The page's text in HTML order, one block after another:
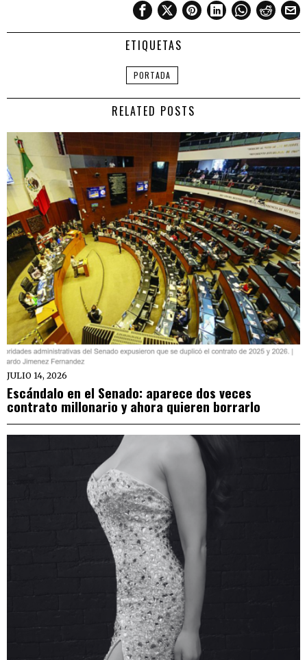
ETIQUETAS
PORTADA
RELATED POSTS
JULIO 14, 2026
Escándalo en el Senado: aparece dos veces
contrato millonario y ahora quieren borrarlo